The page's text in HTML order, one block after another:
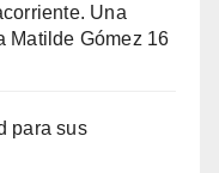
Una
Matilde Gómez 16
para sus